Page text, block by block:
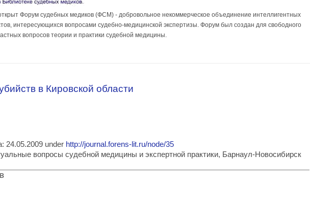
Форум судебных медиков (ФСМ) - добровольное некоммерческое объединение интеллигентных
интересующихся вопросами судебно-медицинской экспертизы. Форум был создан для свободного
вопросов теории и практики судебной медицины.
в Кировской области
24.05.2009 under http://journal.forens-lit.ru/node/35
вопросы судебной медицины и экспертной практики, Барнаул-Новосибирск